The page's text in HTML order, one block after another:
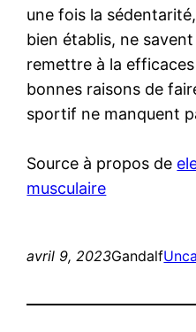
une fois la
bien établis, ne
remettre à la efficaces
bonnes raisons de
sportif ne manquent
Source à propos de
musculaire
avril 9, 2023Gandalf